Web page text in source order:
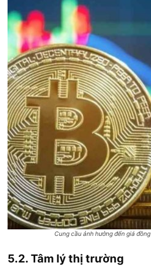
Cung cầu ảnh hưởng đến giá
5.2. Tâm lý thị trường